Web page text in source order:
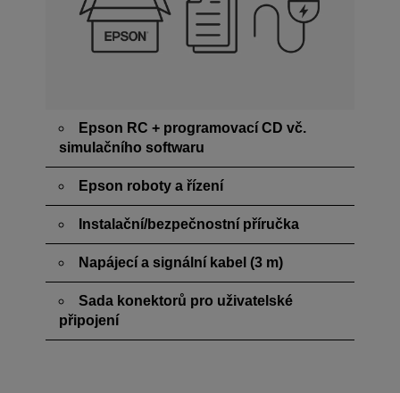
Epson RC + programovací CD vč.
simulačního softwaru
Epson roboty a řízení
Instalační/bezpečnostní příručka
Napájecí a signální kabel (3 m)
Sada konektorů pro uživatelské
připojení